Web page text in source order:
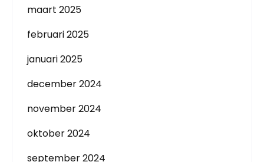
maart 2025
februari 2025
januari 2025
december 2024
november 2024
oktober 2024
september 2024